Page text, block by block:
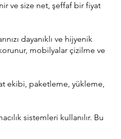
ve size net, şeffaf bir fiyat
dayanıklı ve hijyenik
mobilyalar çizilme ve
ekibi, paketleme, yükleme,
sistemleri kullanılır. Bu